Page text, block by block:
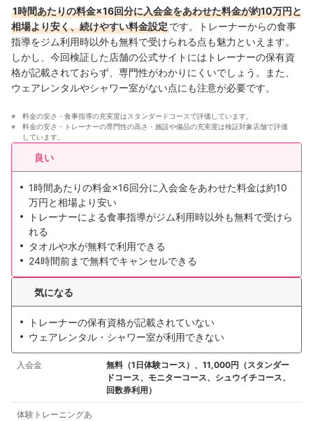
1時間あたりの料金×16回分に入会金をあわせた料金が約10万円と
相場より安く、続けやすい料金設定です。トレーナーからの食事
指導をジム利用時以外も無料で受けられる点も魅力といえます。
しかし、今回検証した店舗の公式サイトにはトレーナーの保有資
格が記載されておらず、専門性がわかりにくいでしょう。また、
ウェアレンタルやシャワー室がない点にも注意が必要です。
料金の安さ・食事指導の充実度はスタンダードコースで評価しています。
料金の安さ・トレーナーの専門性の高さ・施設や備品の充実度は検証対象店舗で評価
しています。
良い
1時間あたりの料金×16回分に入会金をあわせた料金は約10
万円と相場より安い
トレーナーによる食事指導がジム利用時以外も無料で受けら
れる
タオルや水が無料で利用できる
24時間前まで無料でキャンセルできる
気になる
トレーナーの保有資格が記載されていない
ウェアレンタル・シャワー室が利用できない
入会金
無料（1日体験コース）、11,000円（スタンダー
ドコース、モニターコース、シュウイチコース、
回数券利用）
体験トレーニングあ